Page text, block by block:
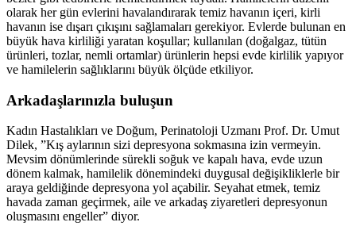
olarak her gün evlerini havalandırarak temiz havanın içeri, kirli
havanın ise dışarı çıkışını sağlamaları gerekiyor. Evlerde bulunan en
büyük hava kirliliği yaratan koşullar; kullanılan (doğalgaz, tütün
ürünleri, tozlar, nemli ortamlar) ürünlerin hepsi evde kirlilik yapıyor
ve hamilelerin sağlıklarını büyük ölçüde etkiliyor.
Arkadaşlarınızla buluşun
Kadın Hastalıkları ve Doğum, Perinatoloji Uzmanı Prof. Dr. Umut
Dilek, ”Kış aylarının sizi depresyona sokmasına izin vermeyin.
Mevsim dönümlerinde sürekli soğuk ve kapalı hava, evde uzun
dönem kalmak, hamilelik dönemindeki duygusal değişikliklerle bir
araya geldiğinde depresyona yol açabilir. Seyahat etmek, temiz
havada zaman geçirmek, aile ve arkadaş ziyaretleri depresyonun
oluşmasını engeller” diyor.